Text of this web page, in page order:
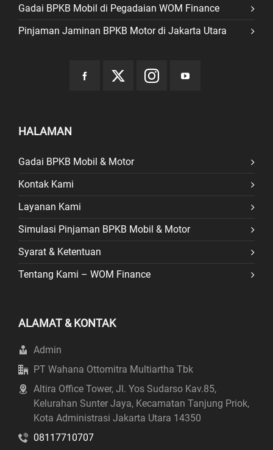
Gadai BPKB Mobil di Pegadaian WOM Finance
Pinjaman Jaminan BPKB Motor di Jakarta Utara
HALAMAN
Gadai BPKB Mobil & Motor
Kontak Kami
Layanan Kami
Simulasi Pinjaman BPKB Mobil & Motor
Syarat & Ketentuan
Tentang Kami – WOM Finance
ALAMAT & KONTAK
Admin
PT Wahana Ottomitra Multiartha Tbk
Altira Office Tower, Jl. Yos Sudarso Kav.85,
Kelurahan Sunter Jaya, Kecamatan Tanjung Priok,
Kota Administrasi Jakarta Utara 14350
08117710707